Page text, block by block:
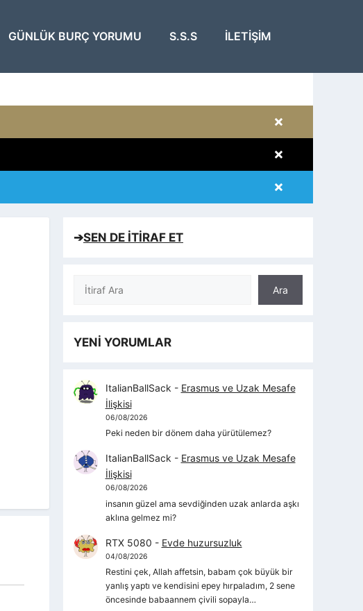
GÜNLÜK BURÇ YORUMU S.S.S İLETIŞIM
×
×
×
➔SEN DE İTİRAF ET
Ara
Ara
YENİ YORUMLAR
ItalianBallSack - Erasmus ve Uzak Mesafe
İlişkisi
06/08/2026
Peki neden bir dönem daha yürütülemez?
ItalianBallSack - Erasmus ve Uzak Mesafe
İlişkisi
06/08/2026
insanın güzel ama sevdiğinden uzak anlarda aşkı
aklına gelmez mi?
RTX 5080 - Evde huzursuzluk
04/08/2026
Restini çek, Allah affetsin, babam çok büyük bir
yanlış yaptı ve kendisini epey hırpaladım, 2 sene
öncesinde babaannem çivili sopayla…